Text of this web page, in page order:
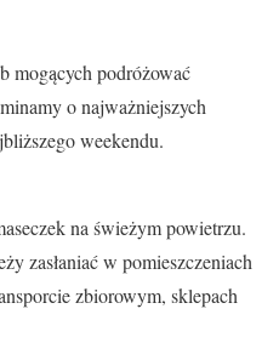
mogących podróżować
o najważniejszych
weekendu.
na świeżym powietrzu.
zasłaniać w pomieszczeniach
zbiorowym, sklepach